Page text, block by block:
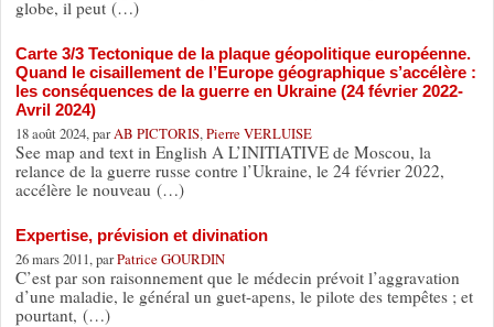
globe, il peut (…)
Carte 3/3 Tectonique de la plaque géopolitique européenne.
Quand le cisaillement de l’Europe géographique s’accélère :
les conséquences de la guerre en Ukraine (24 février 2022-
Avril 2024)
18 août 2024, parAB PICTORIS, Pierre VERLUISE
See map and text in English A L’INITIATIVE de Moscou, la
relance de la guerre russe contre l’Ukraine, le 24 février 2022,
accélère le nouveau (…)
Expertise, prévision et divination
26 mars 2011, parPatrice GOURDIN
C’est par son raisonnement que le médecin prévoit l’aggravation
d’une maladie, le général un guet-apens, le pilote des tempêtes ; et
pourtant, (…)